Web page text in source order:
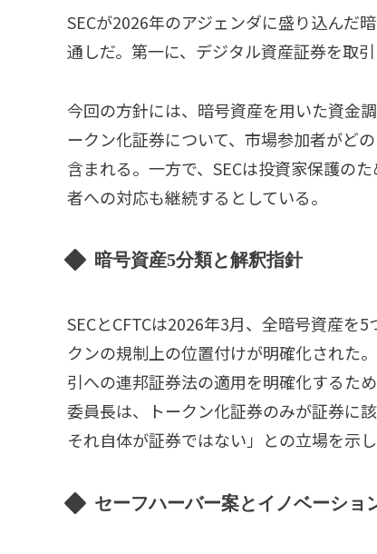
SECが2026年のアジェンダに盛り込んだ
通しだ。第一に、デジタル資産証券を取
今回の方針には、暗号資産を用いた資金
ークン化証券について、市場参加者がど
含まれる。一方で、SECは投資家保護の
者への対応も継続するとしている。
暗号資産5分類と解釈指針
SECとCFTCは2026年3月、全暗号資産を
クンの規制上の位置付けが明確化された
引への連邦証券法の適用を明確化するた
委員長は、トークン化証券のみが証券に
それ自体が証券ではない」との立場を示し
セーフハーバー案とイノベーショ